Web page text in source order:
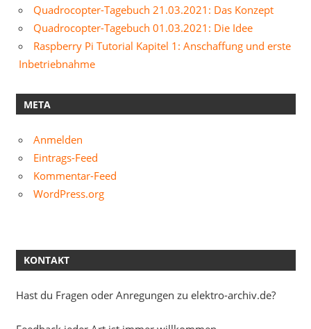
Quadrocopter-Tagebuch 21.03.2021: Das Konzept
Quadrocopter-Tagebuch 01.03.2021: Die Idee
Raspberry Pi Tutorial Kapitel 1: Anschaffung und erste
Inbetriebnahme
META
Anmelden
Eintrags-Feed
Kommentar-Feed
WordPress.org
KONTAKT
Hast du Fragen oder Anregungen zu elektro-archiv.de?